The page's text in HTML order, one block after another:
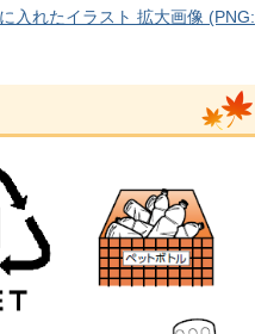
入れたイラスト 拡大画像 (PNG: